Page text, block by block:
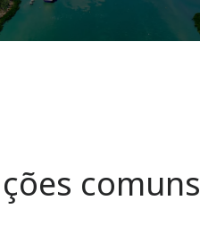
comuns